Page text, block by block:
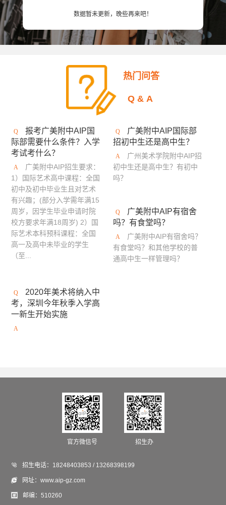
美国加州艺术大学 英国伯恩茅斯艺术大学
美国奥蒂斯艺术与设计学院
英国创意艺术大学 诺森比亚大学 多摩美术大学
蒙纳士大学 英国法尔茅斯大学
伦敦布鲁内尔大学 美国林林艺术设计学院
澳门理工学院 美国旧金山艺术学院
英国布莱顿大学 艾米丽卡尔艺术与设计大学
英国邓迪大学 京都艺术大学 罗切斯特理工学院
英国密德萨斯大学
美国缅因艺术学院
成安造形大学 中央圣马丁艺术与设计学院
澳门城市大学 法国高布兰学院
冲绳县立艺术大学
数据暂未更新，晚些再来吧！
热门问答
Q&A
报考广美附中AIP国
际部需要什么条件？入学
考试考什么？
广美附中AIP招生要求：
1）国际艺术高中课程：全国
初中及初中毕业生且对艺术
有兴趣；(部分入学需年满15
周岁，因学生毕业申请时院
校方要求年满18周岁) 2）国
际艺术本科预科课程：全国
高一及高中未毕业的学生
（至...
广美附中AIP国际部
招初中生还是高中生？
广州美术学院附中AIP招
初中生还是高中生？有初中
吗？
广美附中AIP有宿舍
吗？有食堂吗？
广美附中AIP有宿舍吗？
有食堂吗？和其他学校的普
通高中生一样管理吗？
2020年美术将纳入中
考，深圳今年秋季入学高
一新生开始实施
官方微信号 招生办
 招生电话： 18248403853 / 13268398199
 网址：www.aip-gz.com
 邮编：510260